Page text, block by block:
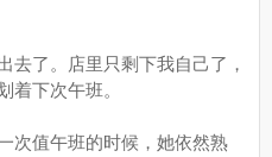
了。店里只剩下我自己了，
着下次午班。
值午班的时候，她依然熟